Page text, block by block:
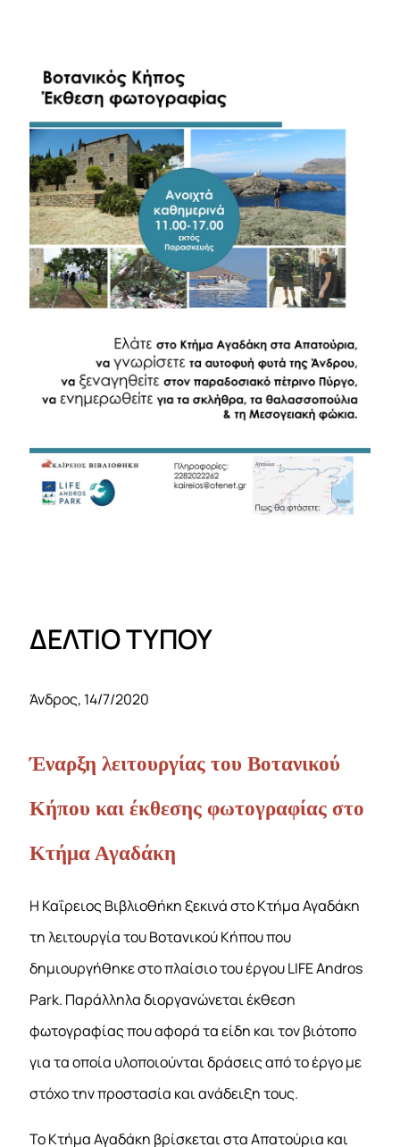
ΔΕΛΤΙΟ ΤΥΠΟΥ
Άνδρος, 14/7/2020
Έναρξη λειτουργίας του Βοτανικού
Κήπου και έκθεσης φωτογραφίας στο
Κτήμα Αγαδάκη
Η Καΐρειος Βιβλιοθήκη ξεκινά στο Κτήμα Αγαδάκη
τη λειτουργία του Βοτανικού Κήπου που
δημιουργήθηκε στο πλαίσιο του έργου LIFE Andros
Park. Παράλληλα διοργανώνεται έκθεση
φωτογραφίας που αφορά τα είδη και τον βιότοπο
για τα οποία υλοποιούνται δράσεις από το έργο με
στόχο την προστασία και ανάδειξη τους.
Το Κτήμα Αγαδάκη βρίσκεται στα Απατούρια και